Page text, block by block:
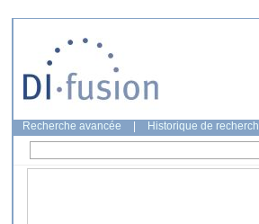
Recherche avancée Historique de